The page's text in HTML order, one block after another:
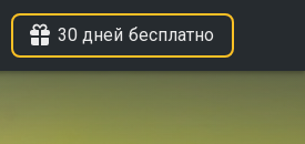
30 дней бесплатно